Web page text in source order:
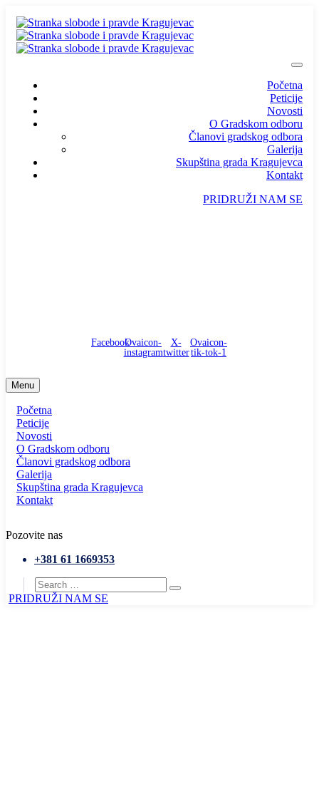
Početna
Peticije
Novosti
O Gradskom odboru
Članovi gradskog odbora
Galerija
Skupština grada Kragujevca
Kontakt
PRIDRUŽI NAM SE
FacebookOvaicon-
instagram
X-
twitter
Ovaicon-
tik-tok-1
Menu
Početna
Peticije
Novosti
O Gradskom odboru
Članovi gradskog odbora
Galerija
Skupština grada Kragujevca
Kontakt
Pozovite nas
+381 61 1669353
PRIDRUŽI NAM SE